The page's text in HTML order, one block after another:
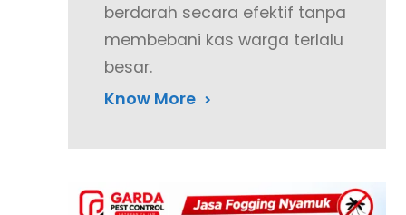
berdarah secara efektif tanpa
membebani kas warga terlalu
besar.
Know More